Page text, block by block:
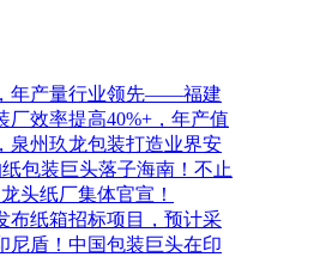
年产量行业领先——福建
厂效率提高40%+，年产值
泉州玖龙包装打造业界安
包装巨头落子海南！不止
头纸厂集体官宣！
布纸箱招标项目，预计采
尼盾！中国包装巨头在印